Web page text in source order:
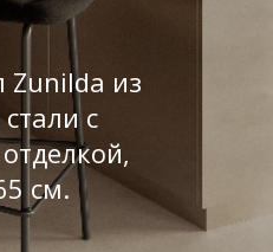
Zunilda из
с
см.